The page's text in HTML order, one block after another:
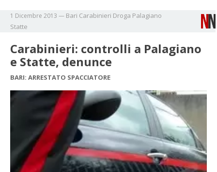
1 Dicembre 2013 — Bari Carabinieri Droga Palagiano
Statte
Carabinieri: controlli a Palagiano
e Statte, denunce
BARI: ARRESTATO SPACCIATORE